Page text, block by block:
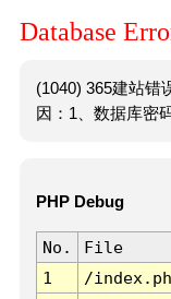
Database
(1040) 365建站错
因：1、数据库密
PHP Debug
No. File
1
/